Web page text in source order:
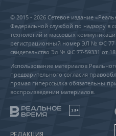
© 2015 - 2026 Сетевое издание
Федеральной службой по надзору в
технологий и массовых
регистрационный номер ЭЛ № ФС 77 -
свидетельство Эл № ФС 77-59331 от 18
Использование материалов
предварительного согласия
прямая гиперссылка обязательны
воспроизведении материалов.
18+
РЕДАКЦИЯ